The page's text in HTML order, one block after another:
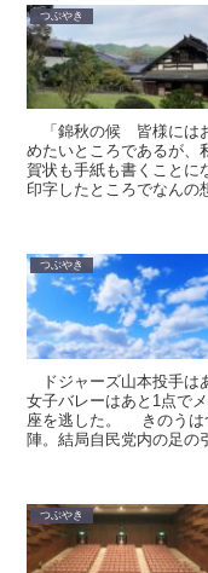
つぶやき
「錦秋の候 皆様には
めたいところであるが
賀状も手紙も書くことに
印字したところでなんの
つぶやき
ドジャーズ山本投手は
女子バレーはあと1点で
座を逃した。 きのうは
陣。結局自民党内の足の
つぶやき